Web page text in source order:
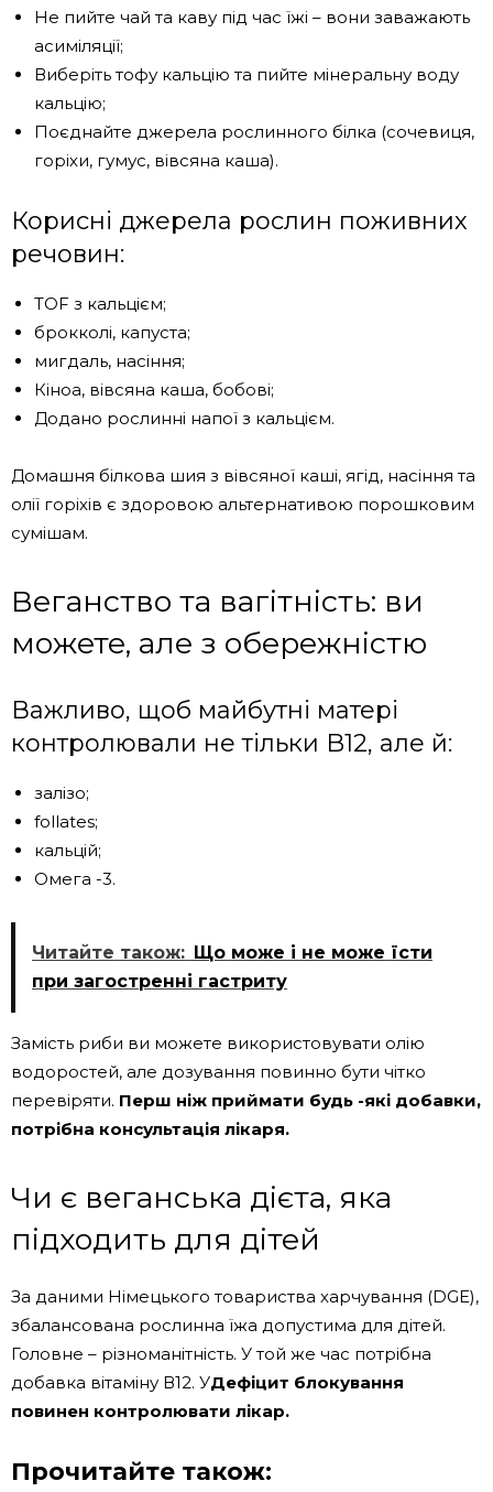
Не пийте чай та каву під час їжі – вони заважають
асиміляції;
Виберіть тофу кальцію та пийте мінеральну воду
кальцію;
Поєднайте джерела рослинного білка (сочевиця,
горіхи, гумус, вівсяна каша).
Корисні джерела рослин поживних
речовин:
TOF з кальцієм;
брокколі, капуста;
мигдаль, насіння;
Кіноа, вівсяна каша, бобові;
Додано рослинні напої з кальцієм.
Домашня білкова шия з вівсяної каші, ягід, насіння та
олії горіхів є здоровою альтернативою порошковим
сумішам.
Веганство та вагітність: ви
можете, але з обережністю
Важливо, щоб майбутні матері
контролювали не тільки B12, але й:
залізо;
follates;
кальцій;
Омега -3.
Читайте також: Що може і не може їсти
при загостренні гастриту
Замість риби ви можете використовувати олію
водоростей, але дозування повинно бути чітко
перевіряти. Перш ніж приймати будь -які добавки,
потрібна консультація лікаря.
Чи є веганська дієта, яка
підходить для дітей
За даними Німецького товариства харчування (DGE),
збалансована рослинна їжа допустима для дітей.
Головне – різноманітність. У той же час потрібна
добавка вітаміну В12. УДефіцит блокування
повинен контролювати лікар.
Прочитайте також: